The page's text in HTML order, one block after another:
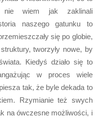
nie wiem jak zaklinali
naszego gatunku to
się po globie,
tworzyły nowe, by
Kiedyś działo się to
w proces wiele
tak, że byle dekada to
Rzymianie też swych
na ówczesne możliwości, i